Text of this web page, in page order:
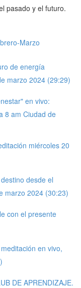
pasado y el futuro.
Marzo
de energía
marzo 2024 (29:29)
en vivo:
8 am Ciudad de
miércoles 20
desde el
marzo 2024 (30:23)
con el presente
en vivo,
DE APRENDIZAJE.